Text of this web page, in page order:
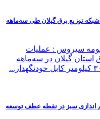
در شبكه توزیع برق گیلان طی سه‌ماهه
سیروس : عملیات
استان گیلان در سه‌ماهه
سبز در نقطه عطف توسعه